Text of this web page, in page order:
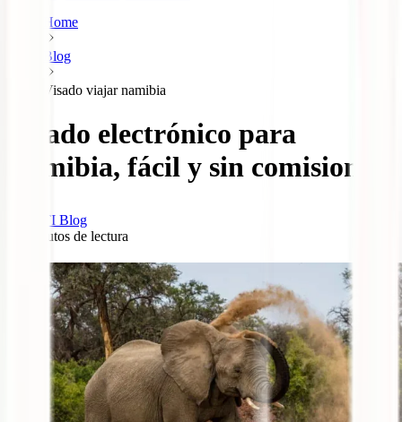
Home
Blog
Visado viajar namibia
Visado electrónico para
Namibia, fácil y sin comisiones
IATI Blog
minutos de lectura